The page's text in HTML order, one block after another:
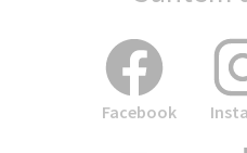
Facebook